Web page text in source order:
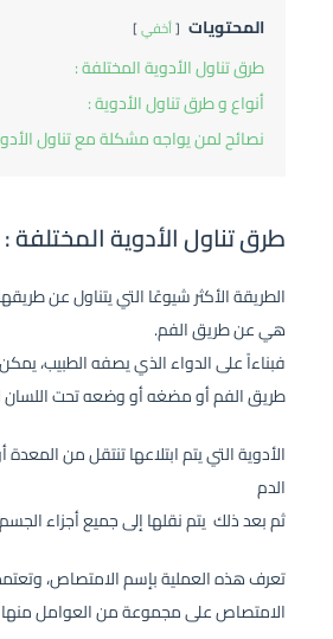
المحتويات أخفي
طرق تناول الأدوية المختلفة :
أنواع و طرق تناول الأدوية :
نصائح لمن يواجه مشكلة مع تناول
طرق تناول الأدوية المختلفة :
الطريقة الأكثر شيوعًا التي يتناول عن
هي عن طريق الفم.
فبناءاً على الدواء الذي يصفه الطبيب،
طريق الفم أو مضغه أو وضعه تحت اللسان
الأدوية التي يتم ابتلاعها تنتقل من
الدم
ثم بعد ذلك يتم نقلها إلى جميع أجزاء
تعرف هذه العملية بإسم الامتصاص،
الامتصاص على مجموعة من العوامل منها